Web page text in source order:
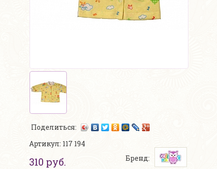
Поделиться:
Артикул: 117 194
310 руб. Бренд: